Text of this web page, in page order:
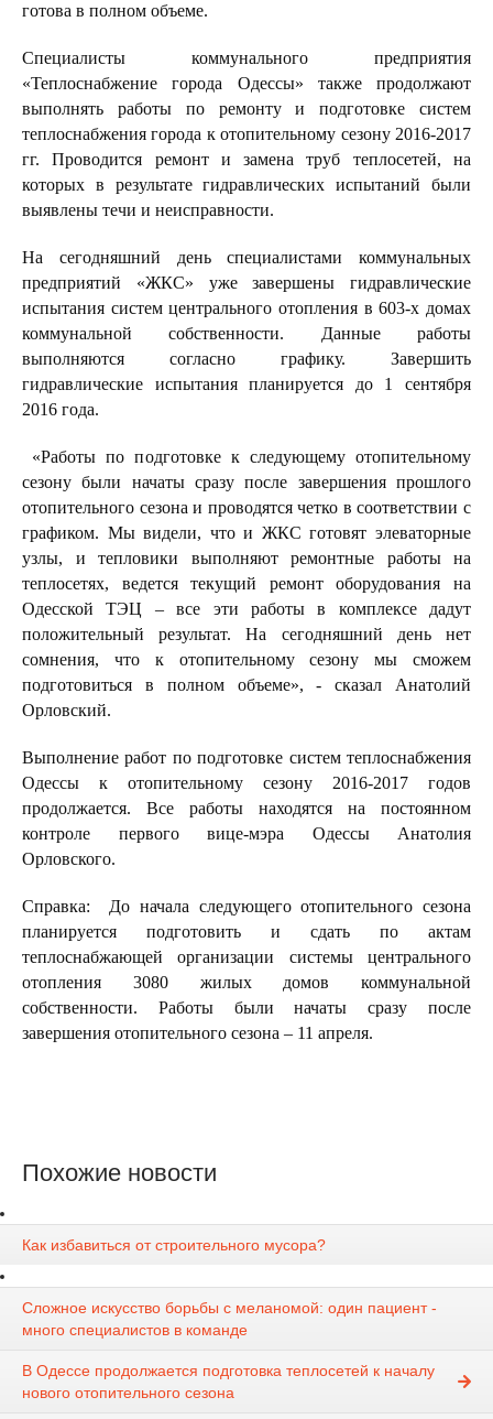
готова в полном объеме.
Специалисты коммунального предприятия
«Теплоснабжение города Одессы» также продолжают
выполнять работы по ремонту и подготовке систем
теплоснабжения города к отопительному сезону 2016-2017
гг. Проводится ремонт и замена труб теплосетей, на
которых в результате гидравлических испытаний были
выявлены течи и неисправности.
На сегодняшний день специалистами коммунальных
предприятий «ЖКС» уже завершены гидравлические
испытания систем центрального отопления в 603-х домах
коммунальной собственности. Данные работы
выполняются согласно графику. Завершить
гидравлические испытания планируется до 1 сентября
2016 года.
«Работы по подготовке к следующему отопительному
сезону были начаты сразу после завершения прошлого
отопительного сезона и проводятся четко в соответствии с
графиком. Мы видели, что и ЖКС готовят элеваторные
узлы, и тепловики выполняют ремонтные работы на
теплосетях, ведется текущий ремонт оборудования на
Одесской ТЭЦ – все эти работы в комплексе дадут
положительный результат. На сегодняшний день нет
сомнения, что к отопительному сезону мы сможем
подготовиться в полном объеме», - сказал Анатолий
Орловский.
Выполнение работ по подготовке систем теплоснабжения
Одессы к отопительному сезону 2016-2017 годов
продолжается. Все работы находятся на постоянном
контроле первого вице-мэра Одессы Анатолия
Орловского.
Справка: До начала следующего отопительного сезона
планируется подготовить и сдать по актам
теплоснабжающей организации системы центрального
отопления 3080 жилых домов коммунальной
собственности. Работы были начаты сразу после
завершения отопительного сезона – 11 апреля.
Похожие новости
Как избавиться от строительного мусора?
Сложное искусство борьбы с меланомой: один пациент -
много специалистов в команде
В Одессе продолжается подготовка теплосетей к началу
нового отопительного сезона